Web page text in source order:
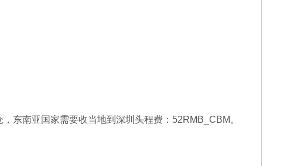
东南亚国家需要收当地到深圳头程费：52RMB_CBM。
运双清包税,西班牙
到门运
比利时双清专线,比利时海运双清包税,比利时